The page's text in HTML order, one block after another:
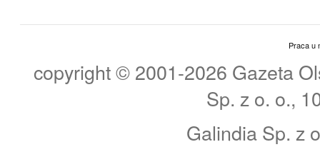
Praca u
copyright © 2001-2026 Gazeta
Sp. z o. o.,
Galindia Sp. z